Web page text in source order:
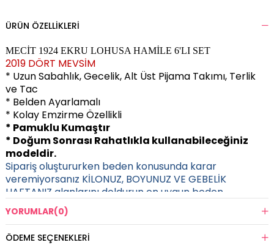
ÜRÜN ÖZELLIKLERI
MECİT 1924 EKRU LOHUSA HAMİLE 6'LI SET
2019 DÖRT MEVSİM
* Uzun Sabahlık, Gecelik, Alt Üst Pijama Takımı, Terlik
ve Tac
* Belden Ayarlamalı
* Kolay Emzirme Özellikli
* Pamuklu Kumaştır
* Doğum Sonrası Rahatlıkla kullanabileceğiniz
modeldir.
Sipariş oluştururken beden konusunda karar
veremiyorsanız KİLONUZ, BOYUNUZ VE GEBELİK
HAFTANIZ alanlarını doldurun en uygun beden
tarafınıza gönderilecektir.
YORUMLAR(0)
ÖDEME SEÇENEKLERI